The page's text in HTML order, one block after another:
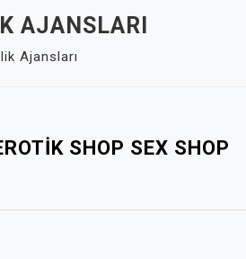
AJANSLARI
Ajansları
SHOP SEX SHOP